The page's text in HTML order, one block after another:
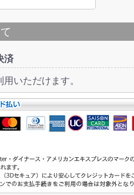
済
いただけます。